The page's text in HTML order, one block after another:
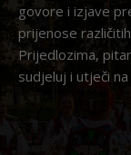
govore i izjave
prijenose
Prijedlozima,
sudjeluj i utječi